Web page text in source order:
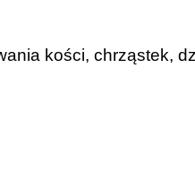
kości, chrząstek,